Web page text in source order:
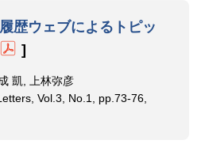
歴ウェブによるトピッ
]
凱, 上林弥彦
Vol.3, No.1, pp.73-76,